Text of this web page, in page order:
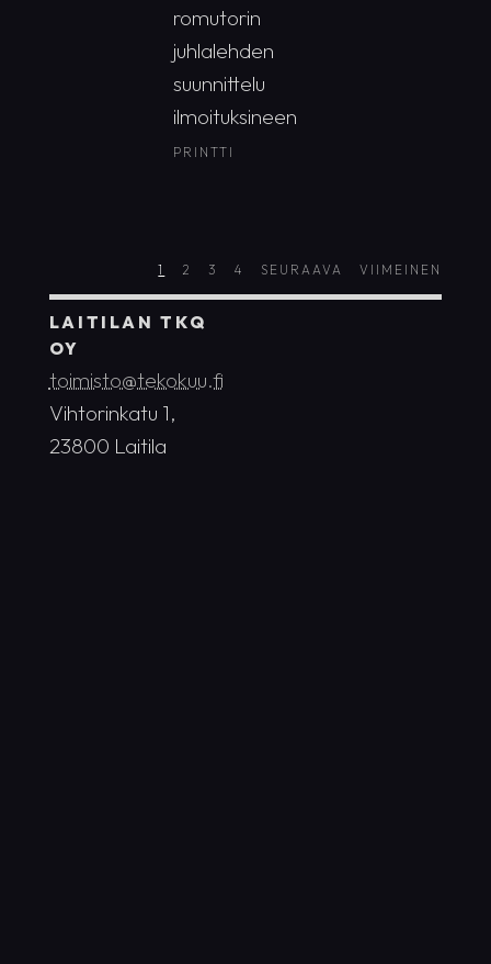
romutorin
juhlalehden
suunnittelu
ilmoituksineen
PRINTTI
1 2 3 4 SEURAAVA VIIMEINEN
LAITILAN TKQ
OY
toimisto@tekokuu.fi
Vihtorinkatu 1,
23800 Laitila